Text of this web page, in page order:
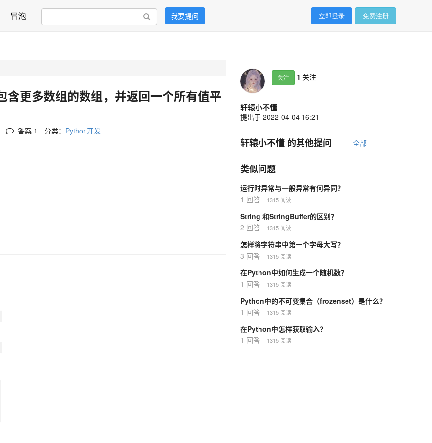
冒泡 搜索 我要提问 立即登录 免费注册
含更多数组的数组，并返回一个所有值平
答案 1 分类： Python开发
关注 1 关注
轩辕小不懂
提出于 2022-04-04 16:21
全部
轩辕小不懂 的其他提问
类似问题
运行时异常与一般异常有何异同？
1 回答
1315 阅读
String 和StringBuffer的区别？
2 回答
1315 阅读
怎样将字符串中第一个字母大写？
3 回答
1315 阅读
在Python中如何生成一个随机数？
1 回答
1315 阅读
Python中的不可变集合（frozenset）是什么？
1 回答
1315 阅读
在Python中怎样获取输入？
1 回答
1315 阅读